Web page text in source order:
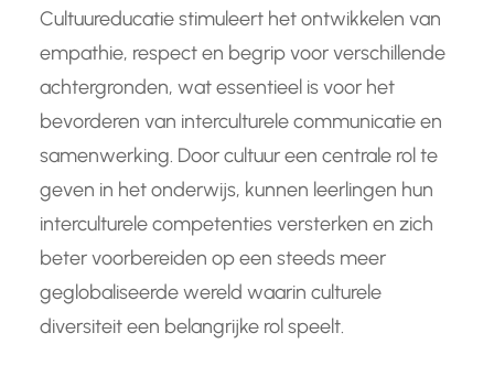
Cultuureducatie stimuleert het ontwikkelen van
empathie, respect en begrip voor verschillende
achtergronden, wat essentieel is voor het
bevorderen van interculturele communicatie en
samenwerking. Door cultuur een centrale rol te
geven in het onderwijs, kunnen leerlingen hun
interculturele competenties versterken en zich
beter voorbereiden op een steeds meer
geglobaliseerde wereld waarin culturele
diversiteit een belangrijke rol speelt.